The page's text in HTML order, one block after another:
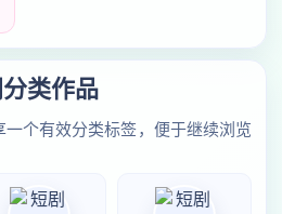
分类作品
个有效分类标签，便于继续浏览